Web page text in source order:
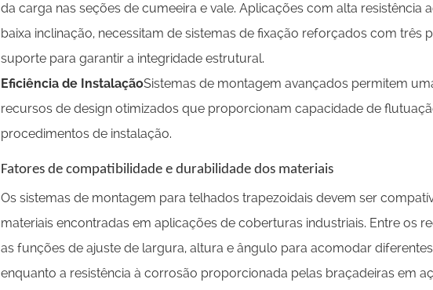
da carga nas seções de cumeeira e vale. Aplicações com alta resistência
baixa inclinação, necessitam de sistemas de fixação reforçados com
suporte para garantir a integridade estrutural.
Eficiência de InstalaçãoSistemas de montagem avançados permitem
recursos de design otimizados que proporcionam capacidade de
procedimentos de instalação.
Fatores de compatibilidade e durabilidade dos materiais
Os sistemas de montagem para telhados trapezoidais devem ser
materiais encontradas em aplicações de coberturas industriais. Entre os
as funções de ajuste de largura, altura e ângulo para acomodar
enquanto a resistência à corrosão proporcionada pelas braçadeiras em